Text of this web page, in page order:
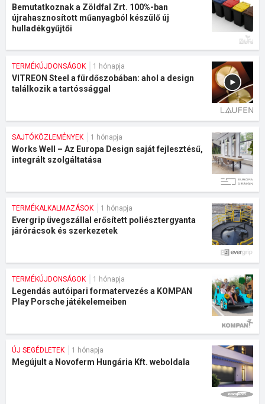
Bemutatkoznak a Zöldfal Zrt. 100%-ban
újrahasznosított műanyagból készülő új
hulladékgyűjtői
TERMÉKÚJDONSÁGOK 1 hónapja
VITREON Steel a fürdőszobában: ahol a design
találkozik a tartóssággal
SAJTÓKÖZLEMÉNYEK 1 hónapja
Works Well – Az Europa Design saját fejlesztésű,
integrált szolgáltatása
TERMÉKALKALMAZÁSOK 1 hónapja
Evergrip üvegszállal erősített poliésztergyanta
járórácsok és szerkezetek
TERMÉKÚJDONSÁGOK 1 hónapja
Legendás autóipari formatervezés a KOMPAN
Play Porsche játékelemeiben
ÚJ SEGÉDLETEK 1 hónapja
Megújult a Novoferm Hungária Kft. weboldala